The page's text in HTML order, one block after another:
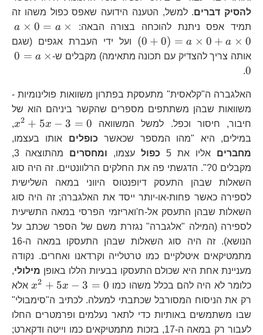
להסיק דברים. למשל, הטענה הידועה שאפס כפול משהו זה
תמיד אפס ניתנת להוכחה בצורה הבאה:
a × 0 = a ×
(0 + 0) = a × 0 + a × 0
ועל ידי העברת אגפים (שגם
אותה צריך להצדיק עם תכונה מתאימה) מקבלים ש-
0 = a ×
0
.
האלגברה ה"קלאסית" מתעסקת בפתרון משוואות פולינומיות -
משוואות שבהן משתתפים מספרים שהקשר ביניהם הוא של
חיבור, חיסור וכפל. למשל המשוואה
x2 + 5x − 3 = 0
,
במילים, היא "מהו המספר שכאשר כופלים אותו בעצמו,
מחברים אליו את 5 כפול עצמו, ומחסרים
מהתוצאה 3,
מקבלים 0?". הדגשתי פה את החלקים הרלוונטיים. זה היה סוג
השאלות שבהן התעסק דיופנטוס היווני במאה השלישית
לספירה כאשר פחות-או-יותר ייסד את האלגברה; זה היה סוג
השאלות שבהן התעסק אל-ח'ואריזמי הפרסי במאה התשיעית
לספירה (המילה "אלגברה" נגזרת משם של הספר שכתב על
הנושא). זה היה סוג השאלות שבהן התעסקו במאה ה-16
מתמטיקאים איטלקיים כמו טרטלייה וקרדאנו ואחרים. נקודה
מעניינת אחת היא שכולם התעסקו בבעיות הללו באופן מילולי,
כלומר לא היה להם בכלל משהו כמו
3=0
x2 + 5x − 3 = 0
אלא
רק את הניסוח המסורבל שכתבתי למעלה. לכתיב ה"סימבולי"
שבו משתמשים באותיות כדי לתאר נעלמים ופרמטרים החלו
לעבור רק במאה ה-17, בזכות מתמטיקאים כמו וייטה ודקארט;